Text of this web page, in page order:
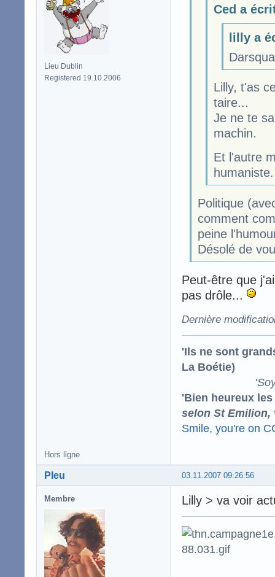
Lieu Dublin
Registered 19.10.2006
Ced a
lilly a
Lilly, t'as
taire...
Je ne te
machin.
Et l'autre
humaniste.
Politique
comment
peine
Désolé de
Peut-être que
pas drôle...
Dernière
'Ils ne sont
La Boétie)
'
'Bien heureux
selon St Emilion,
Smile, you're on
Hors ligne
03.11.2007 09:26:56
Pleu
Membre Lilly > va voir